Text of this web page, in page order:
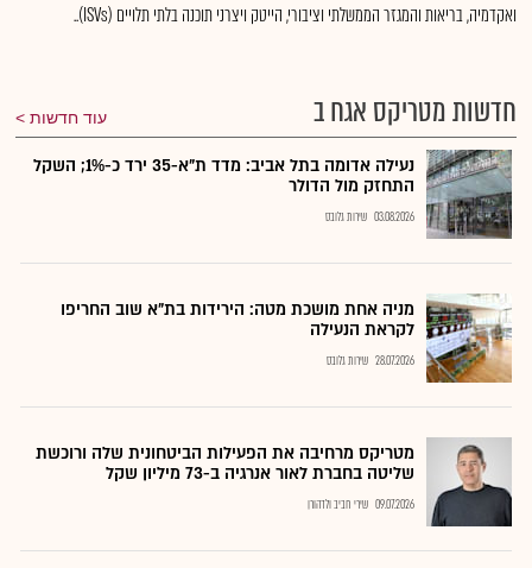
ואקדמיה, בריאות והמגזר הממשלתי וציבורי, הייטק ויצרני תוכנה בלתי תלויים (ISVs)..
חדשות מטריקס אגח ב עוד חדשות
נעילה אדומה בתל אביב: מדד ת"א-35 ירד כ-1%; השקל
התחזק מול הדולר
03.08.2026 שירות גלובס
מניה אחת מושכת מטה: הירידות בת"א שוב החריפו
לקראת הנעילה
28.07.2026 שירות גלובס
מטריקס מרחיבה את הפעילות הביטחונית שלה ורוכשת
שליטה בחברת לאור אנרגיה ב-73 מיליון שקל
09.07.2026 שירי חביב ולדהורן